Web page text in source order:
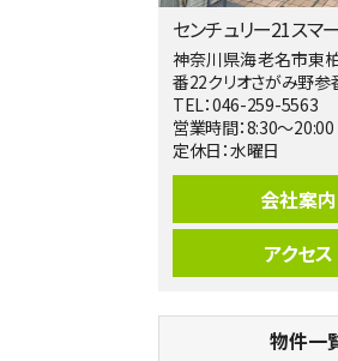
バ
開放感があり日当たり良
地区画。 …
第6位
4
リビングダイニング部分
並列2台駐…
さ
センチュリー21スマ
神奈川県海老名市東
番22クリオさがみ野
TEL：046-259-5563
営業時間：8:30～20:00
定休日：水曜日
会社案内
アクセス
物件一